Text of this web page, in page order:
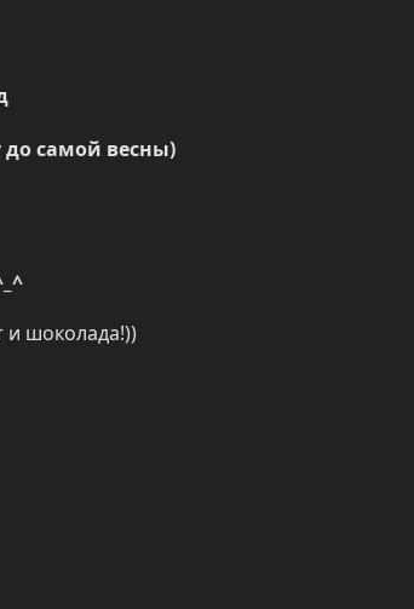
самой весны)
и шоколада!))